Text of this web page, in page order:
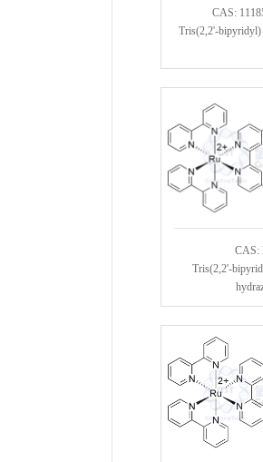
CAS:
Tris(2,2'-bipyridyl)
CAS:
Tris(2,2'-